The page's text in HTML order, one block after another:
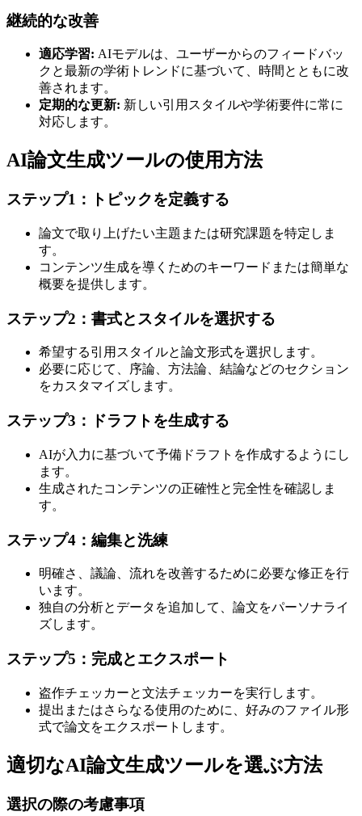
継続的な改善
適応学習: AIモデルは、ユーザーからのフィードバッ
クと最新の学術トレンドに基づいて、時間とともに改
善されます。
定期的な更新: 新しい引用スタイルや学術要件に常に
対応します。
AI論文生成ツールの使用方法
ステップ1：トピックを定義する
論文で取り上げたい主題または研究課題を特定しま
す。
コンテンツ生成を導くためのキーワードまたは簡単な
概要を提供します。
ステップ2：書式とスタイルを選択する
希望する引用スタイルと論文形式を選択します。
必要に応じて、序論、方法論、結論などのセクション
をカスタマイズします。
ステップ3：ドラフトを生成する
AIが入力に基づいて予備ドラフトを作成するようにし
ます。
生成されたコンテンツの正確性と完全性を確認しま
す。
ステップ4：編集と洗練
明確さ、議論、流れを改善するために必要な修正を行
います。
独自の分析とデータを追加して、論文をパーソナライ
ズします。
ステップ5：完成とエクスポート
盗作チェッカーと文法チェッカーを実行します。
提出またはさらなる使用のために、好みのファイル形
式で論文をエクスポートします。
適切なAI論文生成ツールを選ぶ方法
選択の際の考慮事項